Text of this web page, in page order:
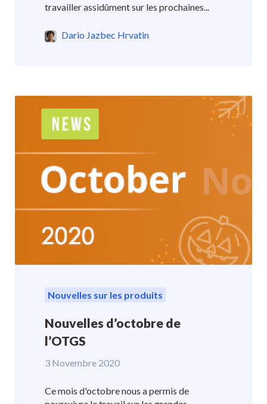
travailler assidûment sur les prochaines...
Dario Jazbec Hrvatin
Nouvelles sur les produits
Nouvelles d’octobre de
l’OTGS
3 Novembre 2020
Ce mois d'octobre nous a permis de